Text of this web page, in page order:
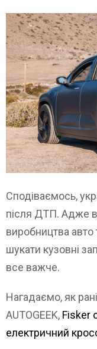
Сподіваємось,
після ДТП. Адже
виробництва авто
шукати кузовні
все важче.
Нагадаємо, як
AUTOGEEK, Fisker
електричний